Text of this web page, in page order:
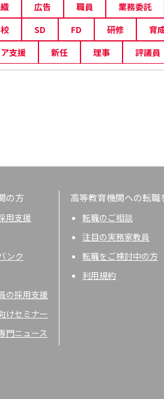
広告 職員 業務委託
SD FD 研修 育
支援
新任 理事 評議員
の方
用支援
ンク
の採用支援
けセミナー
門ニュース
高等教育機関への転職
転職のご相談
注目の実務家教員
転職をご検討中の方
利用規約